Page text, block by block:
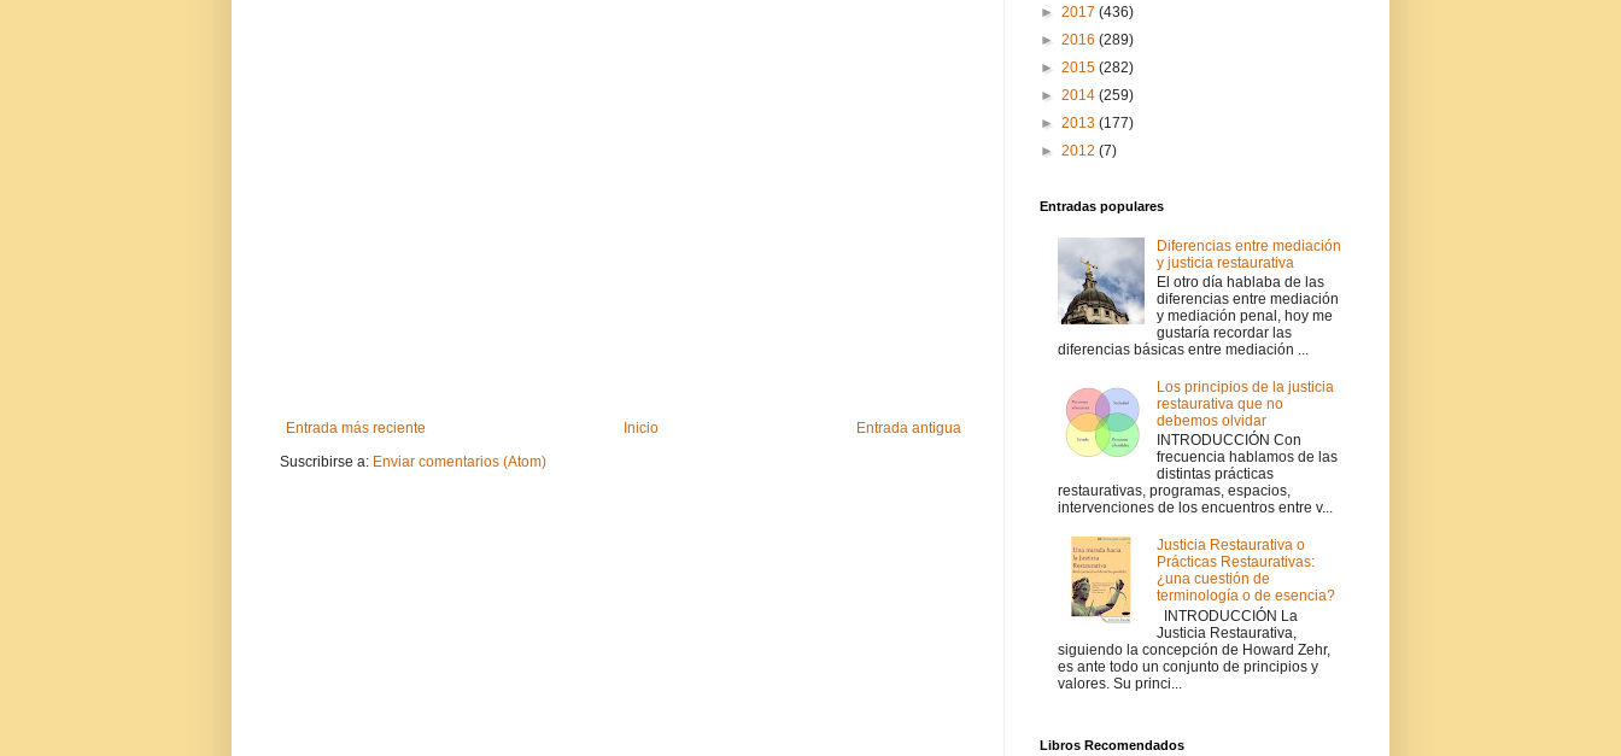
Entrada más reciente Entrada antigua
Inicio
Suscribirse a: Enviar comentarios (Atom)
► 2017 (436)
► 2016 (289)
► 2015 (282)
► 2014 (259)
► 2013 (177)
► 2012 (7)
Entradas populares
Diferencias entre mediación
y justicia restaurativa
El otro día hablaba de las
diferencias entre mediación
y mediación penal, hoy me
gustaría recordar las
diferencias básicas entre mediación ...
Los principios de la justicia
restaurativa que no
debemos olvidar
INTRODUCCIÓN Con
frecuencia hablamos de las
distintas prácticas
restaurativas, programas, espacios,
intervenciones de los encuentros entre v...
Justicia Restaurativa o
Prácticas Restaurativas:
¿una cuestión de
terminología o de esencia?
INTRODUCCIÓN La
Justicia Restaurativa,
siguiendo la concepción de Howard Zehr,
es ante todo un conjunto de principios y
valores. Su princi...
Libros Recomendados